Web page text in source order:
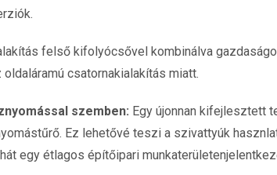
felső kifolyócsővel kombinálva
csatornakialakítás miatt.
szemben: Egy újonnan kifejlesztett
Ez lehetővé teszi a szivattyúk
egy étlagos építőipari